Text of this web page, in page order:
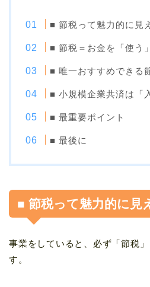
■ 節税って魅力的に見
■ 節税＝お金を「使う
■ 唯一おすすめできる
■ 小規模企業共済は「
■ 最重要ポイント
■ 最後に
■ 節税って魅力的に見
事業をしていると、必ず「節税
す。